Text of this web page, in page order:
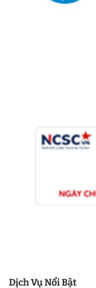
Dịch Vụ Nổi Bật